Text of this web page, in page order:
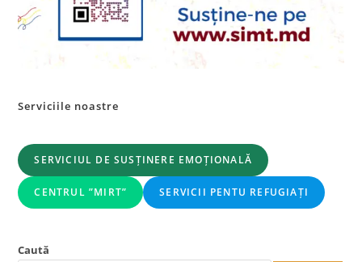
Serviciile noastre
SERVICIUL DE SUSȚINERE EMOȚIONALĂ
CENTRUL ”MIRT” SERVICII PENTU REFUGIAȚI
Caută